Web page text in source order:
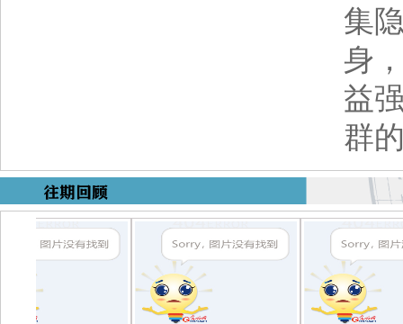
集
身
益
群